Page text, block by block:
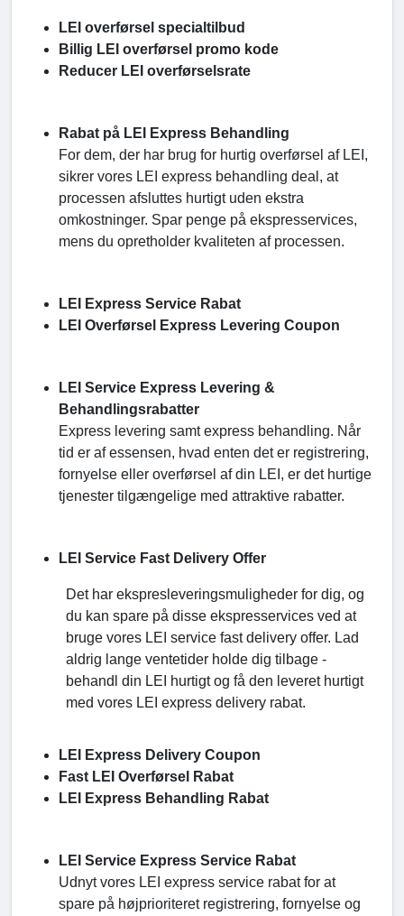
LEI overførsel specialtilbud
Billig LEI overførsel promo kode
Reducer LEI overførselsrate
Rabat på LEI Express Behandling
For dem, der har brug for hurtig overførsel af LEI,
sikrer vores LEI express behandling deal, at
processen afsluttes hurtigt uden ekstra
omkostninger. Spar penge på ekspresservices,
mens du opretholder kvaliteten af processen.
LEI Express Service Rabat
LEI Overførsel Express Levering Coupon
LEI Service Express Levering &
Behandlingsrabatter
Express levering samt express behandling. Når
tid er af essensen, hvad enten det er registrering,
fornyelse eller overførsel af din LEI, er det hurtige
tjenester tilgængelige med attraktive rabatter.
LEI Service Fast Delivery Offer
Det har ekspresleveringsmuligheder for dig, og
du kan spare på disse ekspresservices ved at
bruge vores LEI service fast delivery offer. Lad
aldrig lange ventetider holde dig tilbage -
behandl din LEI hurtigt og få den leveret hurtigt
med vores LEI express delivery rabat.
LEI Express Delivery Coupon
Fast LEI Overførsel Rabat
LEI Express Behandling Rabat
LEI Service Express Service Rabat
Udnyt vores LEI express service rabat for at
spare på højprioriteret registrering, fornyelse og